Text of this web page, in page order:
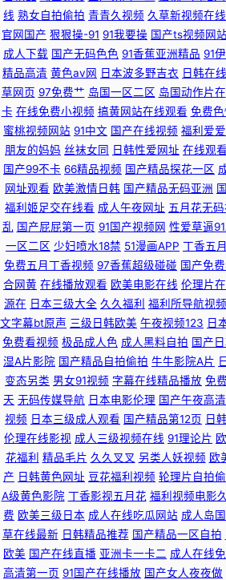
品四区 91www涩色 成人蜜桃网站 日韩日韩日
爱 99精品只有精品 日本a啊v在下观看 91热自
频无码91 91丝瓜浮力草草 综合色色婷婷 日韩
网站 丝袜后入动态 色色恋夜剧场 国产午夜网站
瑟瑟网站 91情侣在线观看视频 另类四区 91黄
91社黄网 激情视频91 久久嫩草精品在线 黑料
线 熟女自拍偷拍 青青久视频 久草新视频在线
官网国产 狠狠操-91 91我要操 国产ts视频网站
成人下载 国产无码色色 91香蕉亚洲精品 91
精品高清 黄色av网 日本波多野吉衣 日韩在
草网页 97免费艹 岛国一区二区 岛国动作片在
卡 在线免费小视频 搞黄网站在线观看 免费
蜜桃视频网站 91中文 国产在线视频 福利爱
朋友的妈妈 丝袜女同 日韩性爱网址 在线观
国产99不卡 66精品视频 国产精品探花一区
网址观看 欧美激情日韩 国产精品无码亚洲
福利姬足交在线看 成人午夜网址 五月花无
乱 国产屁屁第一页 91国产视频网 性爱草逼
一区二区 少妇喷水18禁 51漫画APP 丁香五
免费五月丁香视频 97香蕉超级碰碰 国产免
合网黄 在线播放观看 欧美电影在线 伦理片
源在 日本三级大全 久久福利 福利所导航视频
文字幕bt原声 三级日韩欧美 午夜视频123 日
免费看视频 极品成人色 成人黑料自拍 国产
湿A片影院 国产精品自拍偷拍 牛牛影院A片
变态另类 男女91视频 字幕在线精品播放 免
天 无码传媒导航 日本电影伦理 国产午夜高清
视频 日本三级成人观看 国产精品第12页 日
伦理在线影视 成人三级视频在线 91理论片
花福利 精品毛片 久久叉叉 另类人妖视频 欧
产 日韩黄色网址 豆花福利视频 轮理片自拍
A级黄色影院 丁香影视五月花 福利视频电影
费 欧美三级日本 成人在线吃瓜网站 成人岛
草在线最新 日韩精品推荐 国产精品一区自拍
欧美 国产在线直播 亚洲卡一卡二 成人在线
高清第一页 91国产在线播放 国产女人夜夜做